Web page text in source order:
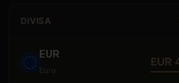
DIVISA
EUR
Euro
EUR